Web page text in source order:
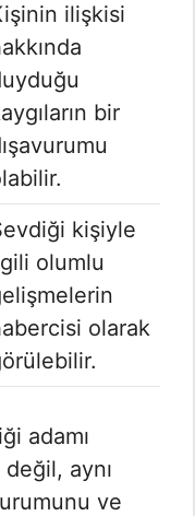
ilişkisi
bir
kişiyle
olumlu
olarak
adamı
aynı
ve